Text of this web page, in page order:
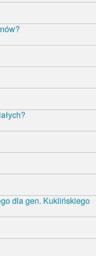
dla gen. Kuklińskiego